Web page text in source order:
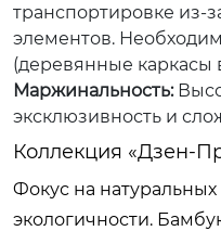
транспортировке из-
элементов.
(деревянные каркасы
Маржинальность:
эксклюзивность и
Коллекция «Дзен-
Фокус на
экологичности.